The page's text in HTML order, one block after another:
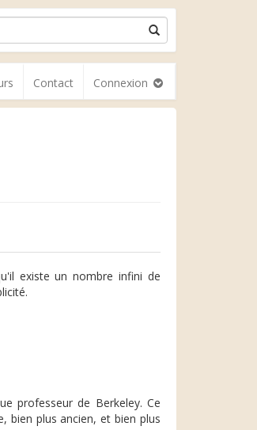
Contact Connexion
existe un nombre infini de
professeur de Berkeley. Ce
bien plus ancien, et bien plus